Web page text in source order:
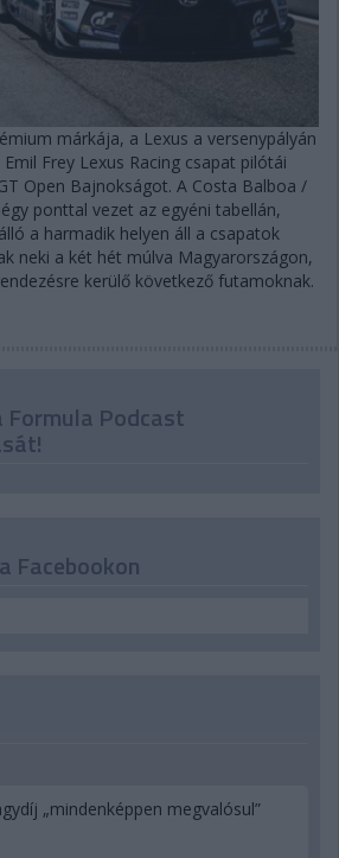
márkája, a Lexus a versenypályán
Frey Lexus Racing csapat pilótái
Open Bajnokságot. A Costa Balboa /
ponttal vezet az egyéni tabellán,
a harmadik helyen áll a csapatok
neki a két hét múlva Magyarországon,
kerülő következő futamoknak.
Formula Podcast
Facebookon
„mindenképpen megvalósul”